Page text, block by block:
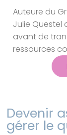
Auteure du
Julie Questel
avant de
ressources
Devenir
gérer le